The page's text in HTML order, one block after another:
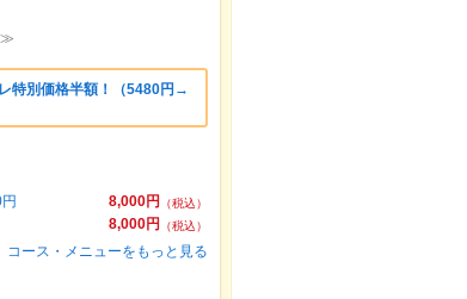
≫
特別価格半額！（5480円→
8,000円
（税込）
8,000円
（税込）
コース・メニューをもっと見る